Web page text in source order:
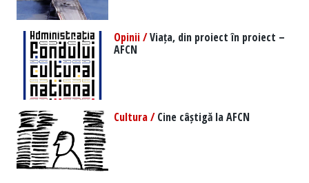
Opinii /Viața, din proiect în proiect –
AFCN
Cultura /Cine câștigă la AFCN